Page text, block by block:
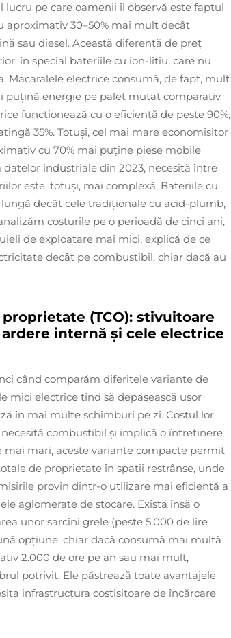
pe care oamenii îl observă este faptul
aproximativ 30–50% mai mult decât
sau diesel. Această diferență de preț
în special bateriile cu ion-litiu, care nu
Macaralele electrice consumă, de fapt, mult
puțină energie pe palet mutat comparativ
funcționează cu o eficiență de peste 90%,
35%. Totuși, cel mai mare economisitor
cu 70% mai puține piese mobile
industriale din 2023, necesită între
este, totuși, mai complexă. Bateriile cu
decât cele tradiționale cu acid-plumb,
costurile pe o perioadă de cinci ani,
de exploatare mai mici, explică de ce
decât pe combustibil, chiar dacă au
(TCO): stivuitoare
internă și cele electrice
când comparăm diferitele variante de
mici electrice tind să depășească ușor
în mai multe schimburi pe zi. Costul lor
combustibil și implică o întreținere
mari, aceste variante compacte permit
de proprietate în spații restrânse, unde
provin dintr-o utilizare mai eficientă a
aglomerate de stocare. Există însă o
unor sarcini grele (peste 5.000 de lire
opțiune, chiar dacă consumă mai multă
2.000 de ore pe an sau mai mult,
potrivit. Ele păstrează toate avantajele
infrastructura costisitoare de încărcare